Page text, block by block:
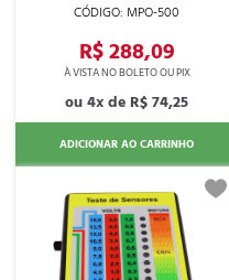
MPO-500
R$ 288,09
4x de R$ 74,25
ADICIONAR AO CARRINHO